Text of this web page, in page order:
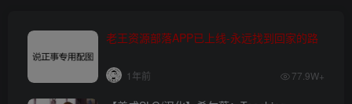
老王资源部落APP已上线-永远找到回家的路
1年前 77.9W+